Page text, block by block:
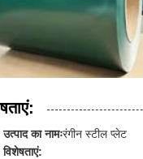
उत्पाद का नामःरंगीन स्टील प्लेट
विशेषताएं: